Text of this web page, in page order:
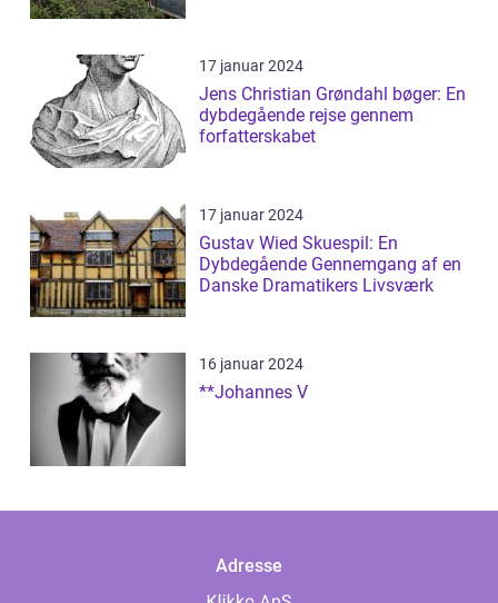
17 januar 2024
Jens Christian Grøndahl bøger: En
dybdegående rejse gennem
forfatterskabet
17 januar 2024
Gustav Wied Skuespil: En
Dybdegående Gennemgang af en
Danske Dramatikers Livsværk
16 januar 2024
**Johannes V
Adresse